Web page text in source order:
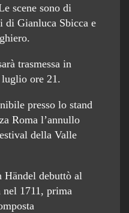
scene sono di
di Gianluca Sbicca e
trasmessa in
ore 21.
presso lo stand
Roma l’annullo
della Valle
debuttò al
nel 1711, prima